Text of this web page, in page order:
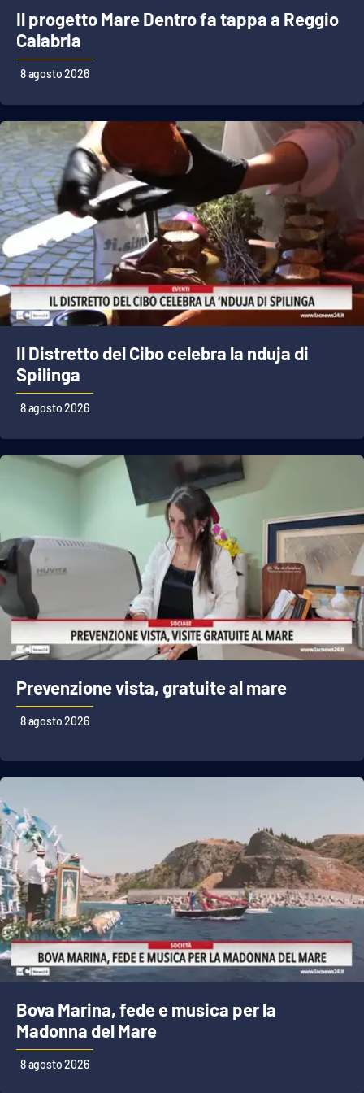
EDIZIONI
LOCALI
Crotone
Vibo Valentia
Reggio Calabria
Cosenza
Lamezia Terme
PROGETTI
SPECIALI
Buona Sanità Calabria
LACALABRIAVISIONE
Eventi
Food
Storie
LAC
NETWORK
Lacplay.it
Lactv.it
Laconair.it
Lacitymag.it
Lacapitalenews.it
Ilreggino.it
Cosenzachannel.it
Ilvibonese.it
Catanzarochannel.it
Il progetto Mare Dentro fa tappa a Reggio
Calabria
8 agosto 2026
Il Distretto del Cibo celebra la nduja di
Spilinga
8 agosto 2026
Prevenzione vista, gratuite al mare
8 agosto 2026
Bova Marina, fede e musica per la
Madonna del Mare
8 agosto 2026